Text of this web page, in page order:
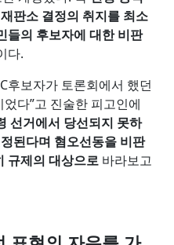
판소 결정의 취지를 최소
들의 후보자에 대한 비판
다.
후보자가 토론회에서 했던
다”고 진술한 피고인에
선거에서 당선되지 못하
된다며 혐오선동을 비판
규제의 대상으로 바라보고